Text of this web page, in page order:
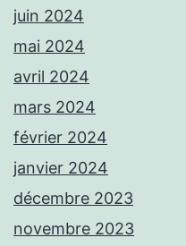
juin 2024
mai 2024
avril 2024
mars 2024
février 2024
janvier 2024
décembre 2023
novembre 2023